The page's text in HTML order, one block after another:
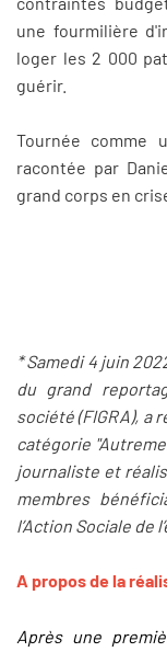
une fourmilière
loger les 2 000
guérir.
Tournée comme
racontée par
grand corps en
* Samedi 4 juin
du grand
société (FIGRA), a
catégorie
journaliste et
membres
l’Action Sociale de
A propos de la
Après une